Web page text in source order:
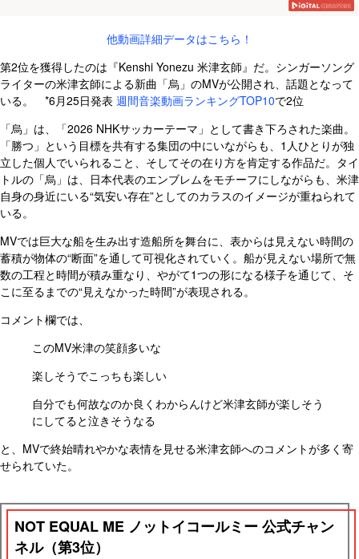
他動画詳細データはこちら！
第2位を獲得したのは『Kenshi Yonezu 米津玄師』だ。シンガーソング
ライターの米津玄師による新曲「烏」のMVが公開され、話題となって
いる。 *6月25日発表 週間音楽動画ランキングTOP10で2位
「烏」は、「2026 NHKサッカーテーマ」として書き下ろされた楽曲。
「勝つ」という目標を共有する集団の中にいながらも、1人ひとりが独
立した個人でいられること、そしてその在り方を肯定する作品だ。タイ
トルの「烏」は、日本代表のエンブレムをモチーフにしながらも、米津
自身の身近にいる“気安い存在”としてのカラスのイメージが重ねられて
いる。
MVでは巨大な船を生み出す造船所を舞台に、表からは見えない時間の
蓄積が物体の“断面”を通して可視化されていく。船が見えない場所で無
数の工程と時間が積み重なり、やがて1つの形になる様子を通じて、そ
こに至るまでの“見えなかった時間”が表現される。
コメント欄では、
このMV米津の笑顔多いな
楽しそうでこっちも楽しい
自分でも何故なのか良くわからんけど米津玄師が楽しそう
にしてると泣きそうなる
と、MVで終始晴れやかな表情を見せる米津玄師へのコメントが多く寄
せられていた。
NOT EQUAL ME ノットイコールミー 公式チャン
ネル（第3位）